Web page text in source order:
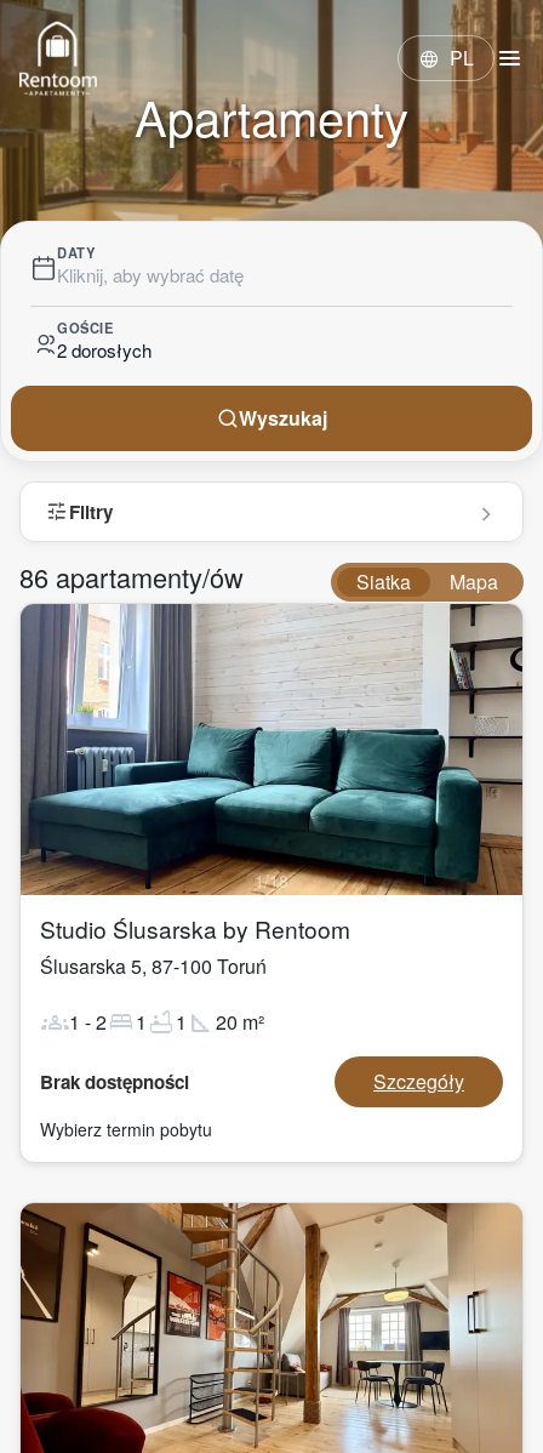
language PL menu
Apartamenty
DATY
Kliknij, aby wybrać datę
GOŚCIE
2 dorosłych
Wyszukaj
tuneFiltry
86 apartamenty/ów Siatka Mapa
1/18
Studio Ślusarska by Rentoom
Ślusarska 5, 87-100 Toruń
groups1 -2bed1 bathtub1 square_foot 20 m²
Brak dostępności Szczegóły
Wybierz termin pobytu